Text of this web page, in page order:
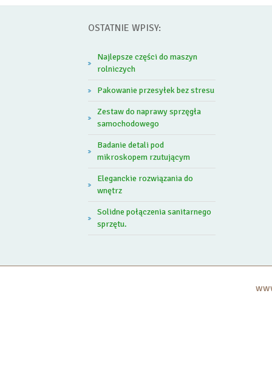
OSTATNIE WPISY:
Najlepsze części do maszyn
rolniczych
Pakowanie przesyłek bez stresu
Zestaw do naprawy sprzęgła
samochodowego
Badanie detali pod
mikroskopem rzutującym
Eleganckie rozwiązania do
wnętrz
Solidne połączenia sanitarnego
sprzętu.